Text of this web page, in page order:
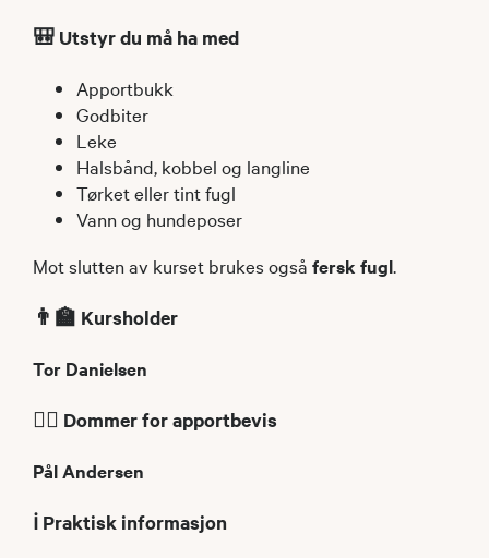
🎒 Utstyr du må ha med
Apportbukk
Godbiter
Leke
Halsbånd, kobbel og langline
Tørket eller tint fugl
Vann og hundeposer
Mot slutten av kurset brukes også fersk fugl.
👨‍🏫 Kursholder
Tor Danielsen
🧑‍⚖️ Dommer for apportbevis
Pål Andersen
ℹ️ Praktisk informasjon